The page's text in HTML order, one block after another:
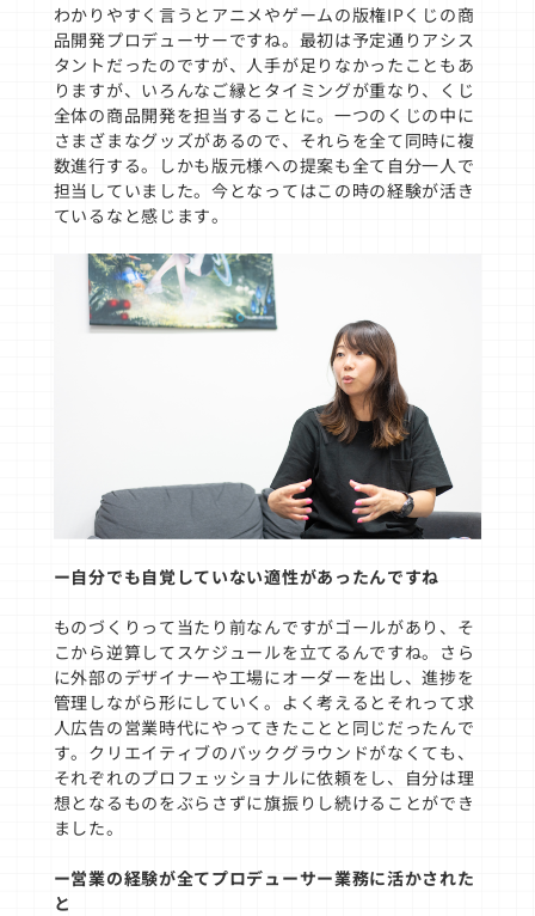
わかりやすく言うとアニメやゲームの版権IPくじの商
品開発プロデューサーですね。最初は予定通りアシス
タントだったのですが、人手が足りなかったこともあ
りますが、いろんなご縁とタイミングが重なり、くじ
全体の商品開発を担当することに。一つのくじの中に
さまざまなグッズがあるので、それらを全て同時に複
数進行する。しかも版元様への提案も全て自分一人で
担当していました。今となってはこの時の経験が活き
ているなと感じます。
ー自分でも自覚していない適性があったんですね
ものづくりって当たり前なんですがゴールがあり、そ
こから逆算してスケジュールを立てるんですね。さら
に外部のデザイナーや工場にオーダーを出し、進捗を
管理しながら形にしていく。よく考えるとそれって求
人広告の営業時代にやってきたことと同じだったんで
す。クリエイティブのバックグラウンドがなくても、
それぞれのプロフェッショナルに依頼をし、自分は理
想となるものをぶらさずに旗振りし続けることができ
ました。
ー営業の経験が全てプロデューサー業務に活かされた
と